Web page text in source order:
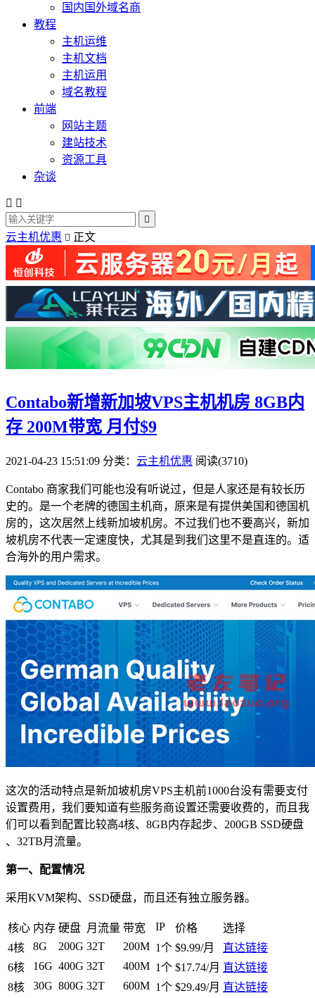
国内国外域名商
教程
主机运维
主机文档
主机运用
域名教程
前端
网站主题
建站技术
资源工具
杂谈
 

云主机优惠  正文
Contabo新增新加坡VPS主机机房 8GB内
存 200M带宽 月付$9
2021-04-23 15:51:09 分类： 云主机优惠 阅读(3710)
Contabo 商家我们可能也没有听说过，但是人家还是有较长历
史的。是一个老牌的德国主机商，原来是有提供美国和德国机
房的，这次居然上线新加坡机房。不过我们也不要高兴，新加
坡机房不代表一定速度快，尤其是到我们这里不是直连的。适
合海外的用户需求。
这次的活动特点是新加坡机房VPS主机前1000台没有需要支付
设置费用，我们要知道有些服务商设置还需要收费的，而且我
们可以看到配置比较高4核、8GB内存起步、200GB SSD硬盘
、32TB月流量。
第一、配置情况
采用KVM架构、SSD硬盘，而且还有独立服务器。
核心 内存 硬盘 月流量 带宽 IP 价格
选择
4核
8G 200G 32T 200M 1个 $9.99/月
直达链接
6核
16G 400G 32T 400M 1个 $17.74/月 直达链接
8核
30G 800G 32T 600M 1个 $29.49/月 直达链接